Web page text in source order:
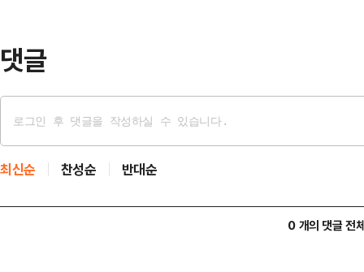
댓글
최신순 찬성순 반대순
0 개의 댓글 전